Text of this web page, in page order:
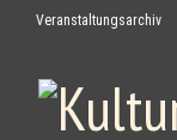
Veranstaltungsarchiv